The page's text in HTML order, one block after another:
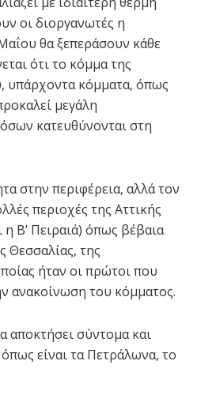
οι διοργανωτές η
θα ξεπεράσουν κάθε
ότι το κόμμα της
υπάρχοντα κόμματα, όπως
μεγάλη
κατευθύνονται στη
στην περιφέρεια, αλλά τον
περιοχές της Αττικής
η Β’ Πειραιά) όπως βέβαια
Θεσσαλίας, της
ήταν οι πρώτοι που
ανακοίνωση του κόμματος.
αποκτήσει σύντομα και
όπως είναι τα Πετράλωνα, το